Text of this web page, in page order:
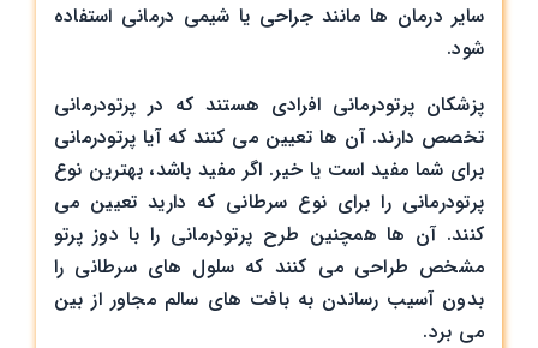
سایر درمان ها مانند جراحی یا شیمی درمانی استفاده
شود.
پزشکان پرتودرمانی افرادی هستند که در پرتودرمانی
تخصص دارند. آن ها تعیین می کنند که آیا پرتودرمانی
برای شما مفید است یا خیر. اگر مفید باشد، بهترین نوع
پرتودرمانی را برای نوع سرطانی که دارید تعیین می
کنند. آن ها همچنین طرح پرتودرمانی را با دوز پرتو
مشخص طراحی می کنند که سلول های سرطانی را
بدون آسیب رساندن به بافت های سالم مجاور از بین
می برد.